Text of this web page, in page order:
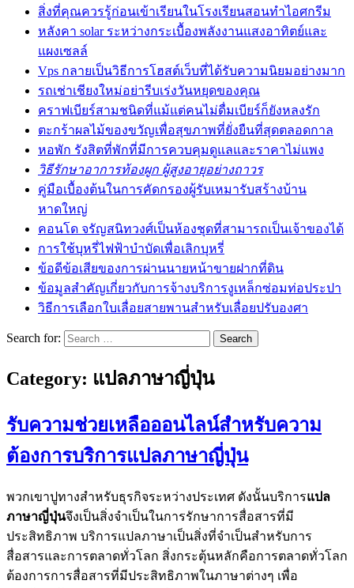
สิ่งที่คุณควรรู้ก่อนเข้าเรียนในโรงเรียนสอนทำไอศกรีม
หลังคา solar ระหว่างกระเบื้องพลังงานแสงอาทิตย์และ
แผงเซลล์
Vps กลายเป็นวิธีการโฮสต์เว็บที่ได้รับความนิยมอย่างมาก
รถเช่าเชียงใหม่อย่ารีบเร่งวันหยุดของคุณ
คราฟเบียร์สามชนิดที่แม้แต่คนไม่ดื่มเบียร์ก็ยังหลงรัก
ตะกร้าผลไม้ของขวัญเพื่อสุขภาพที่ยั่งยืนที่สุดตลอดกาล
หอพัก รังสิตที่พักที่มีการควบคุมดูแลและราคาไม่แพง
วิธีรักษาอาการท้องผูก ผู้สูงอายุอย่างถาวร
คู่มือเบื้องต้นในการคัดกรองผู้รับเหมารับสร้างบ้าน
หาดใหญ่
คอนโด จรัญสนิทวงศ์เป็นห้องชุดที่สามารถเป็นเจ้าของได้
การใช้บุหรี่ไฟฟ้าบำบัดเพื่อเลิกบุหรี่
ข้อดีข้อเสียของการผ่านนายหน้าขายฝากที่ดิน
ข้อมูลสำคัญเกี่ยวกับการจ้างบริการงูเหล็กซ่อมท่อประปา
วิธีการเลือกใบเลื่อยสายพานสำหรับเลื่อยปรับองศา
Search for:
Category: แปลภาษาญี่ปุ่น
รับความช่วยเหลือออนไลน์สำหรับความ
ต้องการบริการแปลภาษาญี่ปุ่น
พวกเขาปูทางสำหรับธุรกิจระหว่างประเทศ ดังนั้นบริการแปล
ภาษาญี่ปุ่นจึงเป็นสิ่งจำเป็นในการรักษาการสื่อสารที่มี
ประสิทธิภาพ บริการแปลภาษาเป็นสิ่งที่จำเป็นสำหรับการ
สื่อสารและการตลาดทั่วโลก สิ่งกระตุ้นหลักคือการตลาดทั่วโลก
ต้องการการสื่อสารที่มีประสิทธิภาพในภาษาต่างๆ เพื่อ